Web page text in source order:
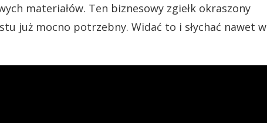
materiałów. Ten biznesowy zgiełk okraszony
już mocno potrzebny. Widać to i słychać nawet w